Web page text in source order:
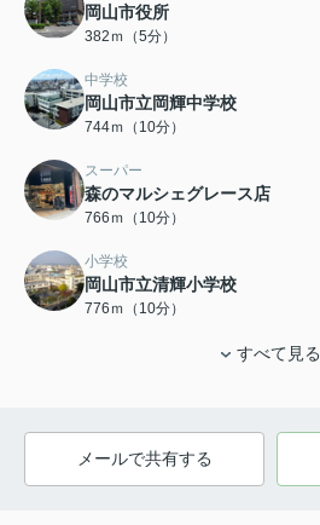
岡山市役所
382ｍ（5分）
中学校
岡山市立岡輝中学校
744ｍ（10分）
スーパー
森のマルシェグレース店
766ｍ（10分）
小学校
岡山市立清輝小学校
776ｍ（10分）
すべて見る
メールで共有する